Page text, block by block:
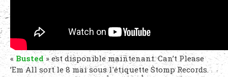
«Busted» est disponible maintenant. Can’t Please
’Em All sort le 8 mai sous l'étiquette Stomp Records.